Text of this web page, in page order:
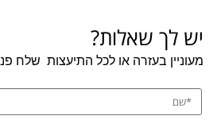
יש לך שאלות?
מעוניין בעזרה או לכל התיעצות שלח